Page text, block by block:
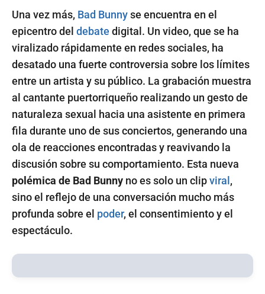
Una vez más, Bad Bunnyse encuentra en el
epicentro del debate digital. Un video, que se ha
viralizado rápidamente en redes sociales, ha
desatado una fuerte controversia sobre los límites
entre un artista y su público. La grabación muestra
al cantante puertorriqueño realizando un gesto de
naturaleza sexual hacia una asistente en primera
fila durante uno de sus conciertos, generando una
ola de reacciones encontradas y reavivando la
discusión sobre su comportamiento. Esta nueva
polémica de Bad Bunny no es solo un clipviral ,
sino el reflejo de una conversación mucho más
profunda sobre el poder, el consentimiento y el
espectáculo.